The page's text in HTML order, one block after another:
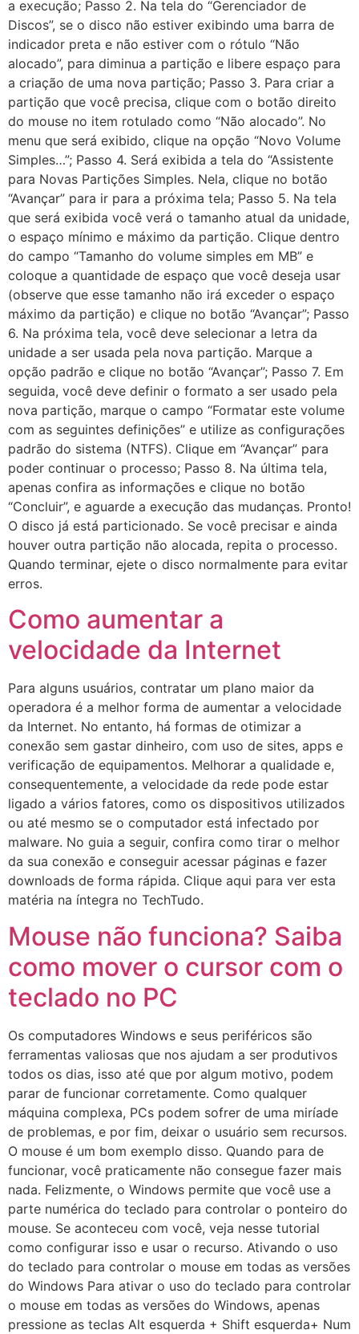
a execução; Passo 2. Na tela do “Gerenciador de
Discos”, se o disco não estiver exibindo uma barra de
indicador preta e não estiver com o rótulo “Não
alocado”, para diminua a partição e libere espaço para
a criação de uma nova partição; Passo 3. Para criar a
partição que você precisa, clique com o botão direito
do mouse no item rotulado como “Não alocado”. No
menu que será exibido, clique na opção “Novo Volume
Simples…”; Passo 4. Será exibida a tela do “Assistente
para Novas Partições Simples. Nela, clique no botão
“Avançar” para ir para a próxima tela; Passo 5. Na tela
que será exibida você verá o tamanho atual da unidade,
o espaço mínimo e máximo da partição. Clique dentro
do campo “Tamanho do volume simples em MB” e
coloque a quantidade de espaço que você deseja usar
(observe que esse tamanho não irá exceder o espaço
máximo da partição) e clique no botão “Avançar”; Passo
6. Na próxima tela, você deve selecionar a letra da
unidade a ser usada pela nova partição. Marque a
opção padrão e clique no botão “Avançar”; Passo 7. Em
seguida, você deve definir o formato a ser usado pela
nova partição, marque o campo “Formatar este volume
com as seguintes definições” e utilize as configurações
padrão do sistema (NTFS). Clique em “Avançar” para
poder continuar o processo; Passo 8. Na última tela,
apenas confira as informações e clique no botão
“Concluir”, e aguarde a execução das mudanças. Pronto!
O disco já está particionado. Se você precisar e ainda
houver outra partição não alocada, repita o processo.
Quando terminar, ejete o disco normalmente para evitar
erros.
Como aumentar a
velocidade da Internet
Para alguns usuários, contratar um plano maior da
operadora é a melhor forma de aumentar a velocidade
da Internet. No entanto, há formas de otimizar a
conexão sem gastar dinheiro, com uso de sites, apps e
verificação de equipamentos. Melhorar a qualidade e,
consequentemente, a velocidade da rede pode estar
ligado a vários fatores, como os dispositivos utilizados
ou até mesmo se o computador está infectado por
malware. No guia a seguir, confira como tirar o melhor
da sua conexão e conseguir acessar páginas e fazer
downloads de forma rápida. Clique aqui para ver esta
matéria na íntegra no TechTudo.
Mouse não funciona? Saiba
como mover o cursor com o
teclado no PC
Os computadores Windows e seus periféricos são
ferramentas valiosas que nos ajudam a ser produtivos
todos os dias, isso até que por algum motivo, podem
parar de funcionar corretamente. Como qualquer
máquina complexa, PCs podem sofrer de uma miríade
de problemas, e por fim, deixar o usuário sem recursos.
O mouse é um bom exemplo disso. Quando para de
funcionar, você praticamente não consegue fazer mais
nada. Felizmente, o Windows permite que você use a
parte numérica do teclado para controlar o ponteiro do
mouse. Se aconteceu com você, veja nesse tutorial
como configurar isso e usar o recurso. Ativando o uso
do teclado para controlar o mouse em todas as versões
do Windows Para ativar o uso do teclado para controlar
o mouse em todas as versões do Windows, apenas
pressione as teclas Alt esquerda + Shift esquerda+ Num